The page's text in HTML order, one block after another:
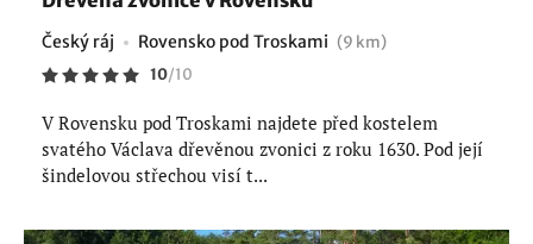
Český ráj Rovensko pod Troskami (9 km)
10/10
V Rovensku pod Troskami najdete před kostelem
svatého Václava dřevěnou zvonici z roku 1630. Pod její
šindelovou střechou visí t...